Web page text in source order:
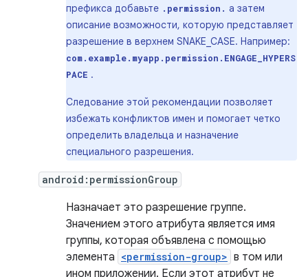
префикса добавьте .permission. а затем
описание возможности, которую представляет
разрешение в верхнем SNAKE_CASE. Например:
com.example.myapp.permission.ENGAGE_HYPERS
PACE .
Следование этой рекомендации позволяет
избежать конфликтов имен и помогает четко
определить владельца и назначение
специального разрешения.
android:permissionGroup
Назначает это разрешение группе.
Значением этого атрибута является имя
группы, которая объявлена ​​с помощью
элемента <permission-group> в том или
ином приложении. Если этот атрибут не